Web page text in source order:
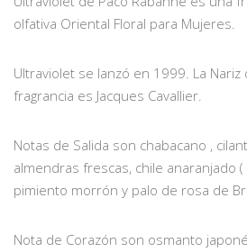
olfativa Oriental Floral para Mujeres.
Ultraviolet se lanzó en 1999. La
fragrancia es Jacques Cavallier.
Notas de Salida son chabacano ,
almendras frescas, chile anaranjado (
pimiento morrón y palo de rosa de
Nota de Corazón son osmanto